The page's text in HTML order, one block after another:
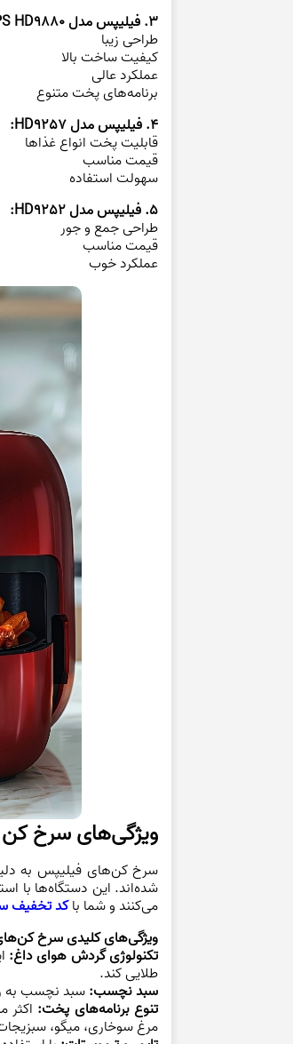
3. فیلیپس مدل PHILIPS HD9880:
طراحی زیبا
کیفیت ساخت بالا
عملکرد عالی
برنامه‌های پخت متنوع
4. فیلیپس مدل HD9257:
قابلیت پخت انواع غذاها
قیمت مناسب
سهولت استفاده
5. فیلیپس مدل HD9252:
طراحی جمع و جور
قیمت مناسب
عملکرد خوب
ویژگی‌های سرخ
سرخ کن‌های فیلیپس به
شده‌اند. این دستگاه‌ها با
می‌کنند و شما باکد تخفیف
ویژگی‌های کلیدی سرخ
تکنولوژی گردش هوای داغ:
طلایی کند.
سبد نچسب: سبد نچسب به
تنوع برنامه‌های پخت: اکثر
مرغ سوخاری، میگو،